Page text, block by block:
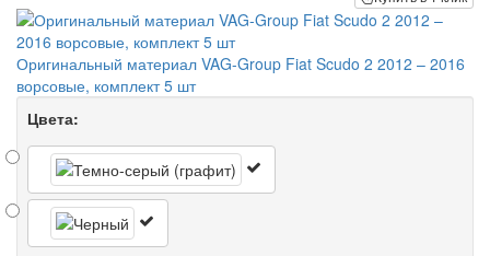
Оригинальный материал VAG-Group Fiat Scudo 2 2012 – 2016
ворсовые, комплект 5 шт
Цвета: